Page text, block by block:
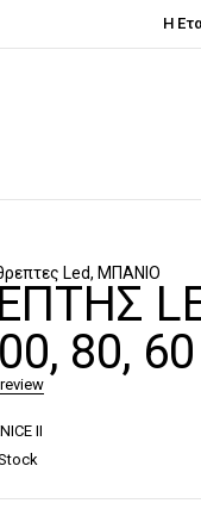
Η
Led, ΜΠΑΝΙΟ
80,
II